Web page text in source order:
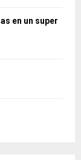
en un super